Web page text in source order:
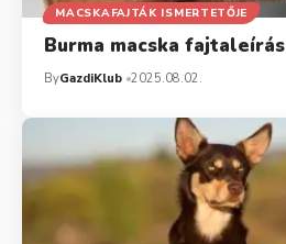
MACSKAFAJTÁK ISMERTETŐJE
Burma macska fajtaleírás
ByGazdiKlub 2025.08.02.